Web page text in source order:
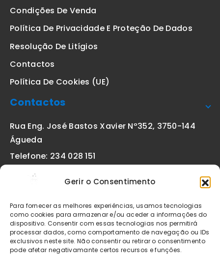
Gerir o Consentimento
Para fornecer as melhores experiências, usamos tecnologias
como cookies para armazenar e/ou aceder a informações do
dispositivo. Consentir com essas tecnologias nos permitirá
processar dados, como comportamento de navegação ou IDs
exclusivos neste site. Não consentir ou retirar o consentimento
pode afetar negativamante certos recursos e funções.
Condições De Venda
Política De Privacidade E Proteção De Dados
Resolução De Litígios
Contactos
Política De Cookies (UE)
Contactos
Rua Eng. José Bastos Xavier Nº352, 3750-144
Águeda
Telefone: 234 028 151
geral@etiquetas-online.pt
Os preços indicados incluem IVA à taxa legal em vigor. Todos
os artigos apresentados no site encontram-se sujeitos à
disponibilidade de stock após confirmação da encomenda. As